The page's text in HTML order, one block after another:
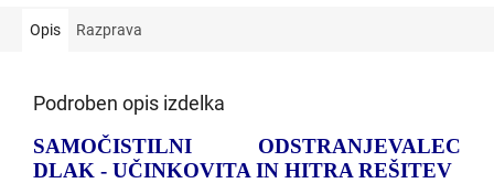
Opis Razprava
Podroben opis izdelka
SAMOČISTILNI ODSTRANJEVALEC
DLAK - UČINKOVITA IN HITRA REŠITEV